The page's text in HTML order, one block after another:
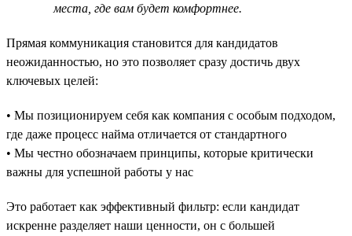
места, где вам будет комфортнее.
Прямая коммуникация становится для кандидатов
неожиданностью, но это позволяет сразу достичь двух
ключевых целей:
• Мы позиционируем себя как компания с особым подходом,
где даже процесс найма отличается от стандартного
• Мы честно обозначаем принципы, которые критически
важны для успешной работы у нас
Это работает как эффективный фильтр: если кандидат
искренне разделяет наши ценности, он с большей